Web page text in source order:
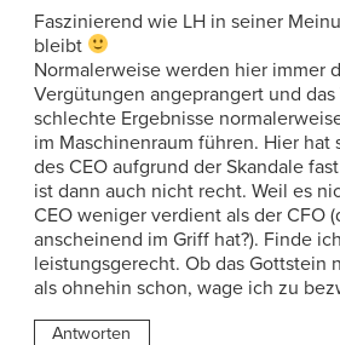
Faszinierend wie LH in seiner
bleibt
Normalerweise werden hier immer
Vergütungen angeprangert und
schlechte Ergebnisse
im Maschinenraum führen. Hier hat
des CEO aufgrund der Skandale
ist dann auch nicht recht. Weil es
CEO weniger verdient als der CFO
anscheinend im Griff hat?). Finde
leistungsgerecht. Ob das Gottstein
als ohnehin schon, wage ich zu
Antworten